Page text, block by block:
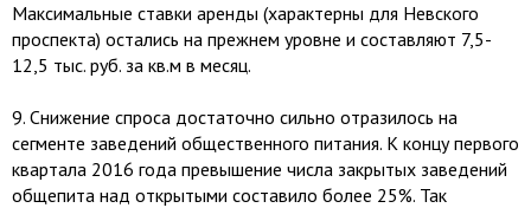
Максимальные ставки аренды (характерны для Невского
проспекта) остались на прежнем уровне и составляют 7,5-
12,5 тыс. руб. за кв.м в месяц.
9.​ Снижение спроса достаточно сильно отразилось на
сегменте заведений общественного питания. К концу первого
квартала 2016 года превышение числа закрытых заведений
общепита над открытыми составило более 25%. Так